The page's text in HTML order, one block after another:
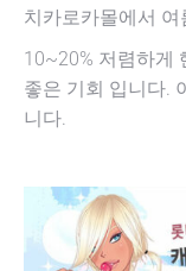
치카로카몰에서
10~20% 저렴하게
좋은 기회 입니다.
니다.